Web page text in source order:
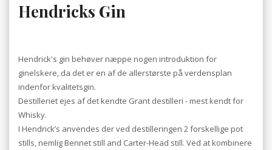
Hendricks Gin
Hendrick's gin behøver næppe nogen introduktion for
ginelskere, da det er en af de allerstørste på verdensplan
indenfor kvalitetsgin.
Destilleriet ejes af det kendte Grant destilleri - mest kendt for
Whisky.
I Hendrick’s anvendes der ved destilleringen 2 forskellige pot
stills, nemlig Bennet still and Carter-Head still. Ved at kombinere